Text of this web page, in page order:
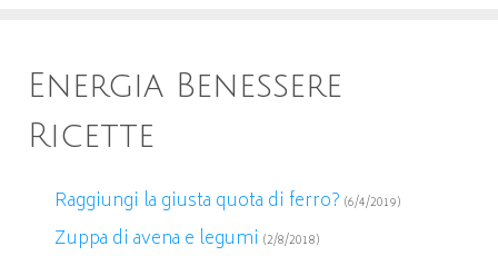
Energia Benessere
Ricette
Raggiungi la giusta quota di ferro? (6/4/2019)
Zuppa di avena e legumi (2/8/2018)